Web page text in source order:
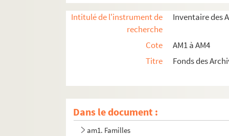
Intitulé de l'instrument de
recherche
Inventaire des
Cote
AM1 à AM4
Titre
Fonds des
Dans le document :
am1. Familles